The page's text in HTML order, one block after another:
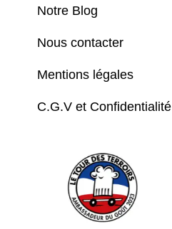
Notre Blog
Nous contacter
Mentions légales
C.G.V et Confidentialité